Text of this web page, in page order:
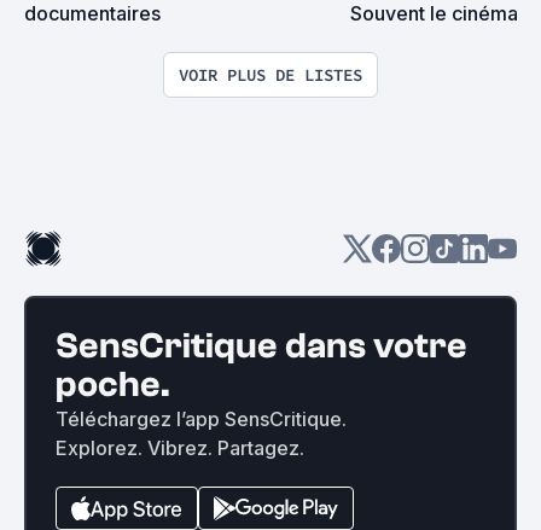
documentaires Souvent le cinéma
VOIR PLUS DE LISTES
SensCritique dans votre
poche.
Téléchargez l’app SensCritique.
Explorez. Vibrez. Partagez.